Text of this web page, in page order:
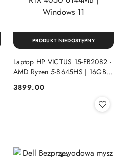
Laptop HP VICTUS 15-FB2082 -
AMD Ryzen 5-8645HS | 16GB |
GeForce RTX 4050 6144MB |
Cena:
3899.00
PRODUKT NIEDOSTĘPNY